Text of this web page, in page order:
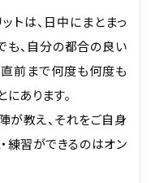
トは、日中にまとまっ
も、自分の都合の良い
前まで何度も何度も
あります。
が教え、それをご自身
練習ができるのはオン